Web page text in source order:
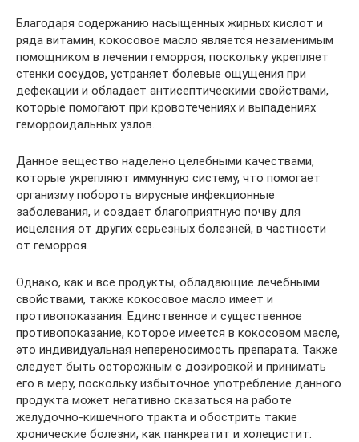
Благодаря содержанию насыщенных жирных кислот и
ряда витамин, кокосовое масло является незаменимым
помощником в лечении геморроя, поскольку укрепляет
стенки сосудов, устраняет болевые ощущения при
дефекации и обладает антисептическими свойствами,
которые помогают при кровотечениях и выпадениях
геморроидальных узлов.
Данное вещество наделено целебными качествами,
которые укрепляют иммунную систему, что помогает
организму побороть вирусные инфекционные
заболевания, и создает благоприятную почву для
исцеления от других серьезных болезней, в частности
от геморроя.
Однако, как и все продукты, обладающие лечебными
свойствами, также кокосовое масло имеет и
противопоказания. Единственное и существенное
противопоказание, которое имеется в кокосовом масле,
это индивидуальная непереносимость препарата. Также
следует быть осторожным с дозировкой и принимать
его в меру, поскольку избыточное употребление данного
продукта может негативно сказаться на работе
желудочно-кишечного тракта и обострить такие
хронические болезни, как панкреатит и холецистит.